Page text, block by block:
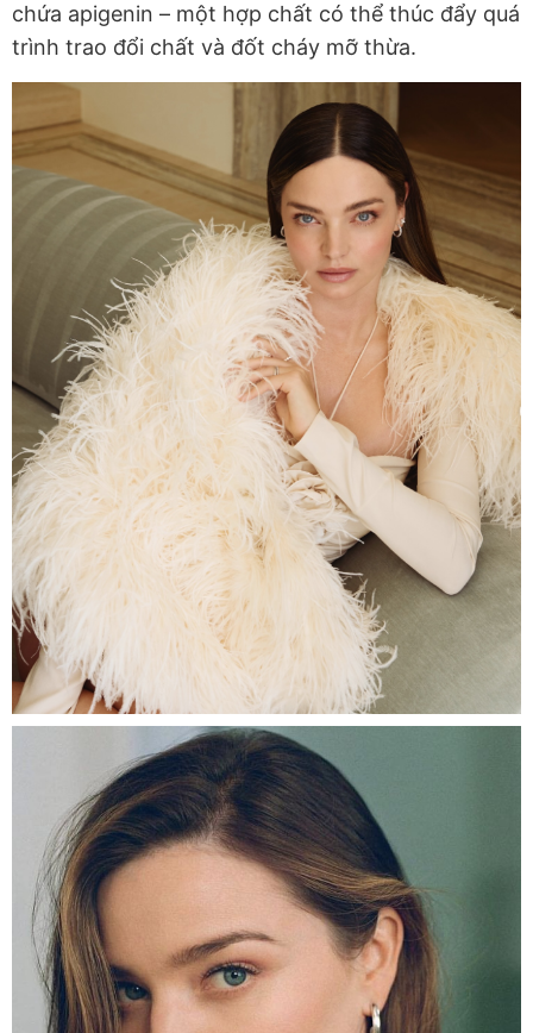
chứa apigenin – một hợp chất có thể thúc đẩy quá
trình trao đổi chất và đốt cháy mỡ thừa.